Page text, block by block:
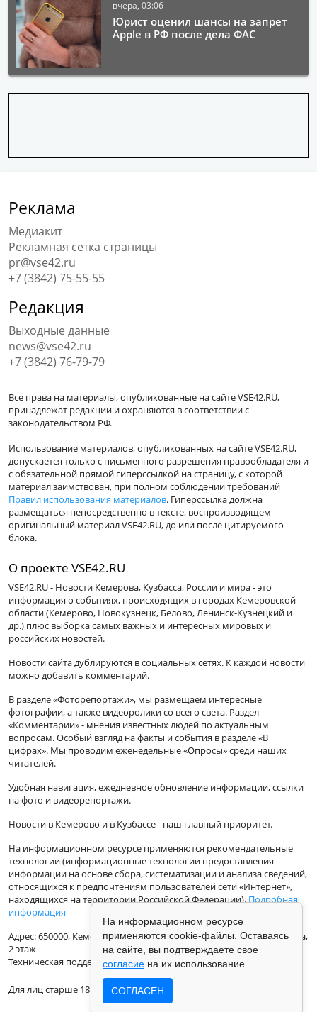
вчера, 03:06
Юрист оценил шансы на запрет
Apple в РФ после дела ФАС
Реклама
Медиакит
Рекламная сетка страницы
pr@vse42.ru
+7 (3842) 75-55-55
Редакция
Выходные данные
news@vse42.ru
+7 (3842) 76-79-79
Все права на материалы, опубликованные на сайте VSE42.RU,
принадлежат редакции и охраняются в соответствии с
законодательством РФ.
Использование материалов, опубликованных на сайте VSE42.RU,
допускается только с письменного разрешения правообладателя и
с обязательной прямой гиперссылкой на страницу, с которой
материал заимствован, при полном соблюдении требований
Правил использования материалов. Гиперссылка должна
размещаться непосредственно в тексте, воспроизводящем
оригинальный материал VSE42.RU, до или после цитируемого
блока.
О проекте VSE42.RU
VSE42.RU - Новости Кемерова, Кузбасса, России и мира - это
информация о событиях, происходящих в городах Кемеровской
области (Кемерово, Новокузнецк, Белово, Ленинск-Кузнецкий и
др.) плюс выборка самых важных и интересных мировых и
российских новостей.
Новости сайта дублируются в социальных сетях. К каждой новости
можно добавить комментарий.
В разделе «Фоторепортажи», мы размещаем интересные
фотографии, а также видеоролики со всего света. Раздел
«Комментарии» - мнения известных людей по актуальным
вопросам. Особый взгляд на факты и события в разделе «В
цифрах». Мы проводим еженедельные «Опросы» среди наших
читателей.
Удобная навигация, ежедневное обновление информации, ссылки
на фото и видеорепортажи.
Новости в Кемерово и в Кузбассе - наш главный приоритет.
На информационном ресурсе применяются рекомендательные
технологии (информационные технологии предоставления
информации на основе сбора, систематизации и анализа сведений,
относящихся к предпочтениям пользователей сети «Интернет»,
находящихся на территории Российской Федерации).Подробная
информация
Адрес: 650000, Кемеровская Область, г.Кемерово, ул.Кузбасская 33а,
2 этаж
Техническая поддержка: support@vse42.ru
Для лиц старше 18 лет.
На информационном ресурсе
применяются cookie-файлы. Оставаясь
на сайте, вы подтверждаете свое
согласие на их использование.
СОГЛАСЕН